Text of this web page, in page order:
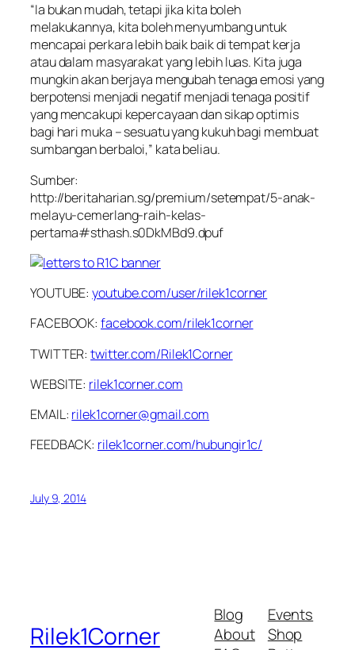
“Ia bukan mudah, tetapi jika kita boleh
melakukannya, kita boleh menyumbang untuk
mencapai perkara lebih baik baik di tempat kerja
atau dalam masyarakat yang lebih luas. Kita juga
mungkin akan berjaya mengubah tenaga emosi yang
berpotensi menjadi negatif menjadi tenaga positif
yang mencakupi kepercayaan dan sikap optimis
bagi hari muka – sesuatu yang kukuh bagi membuat
sumbangan berbaloi,” kata beliau.
Sumber:
http://beritaharian.sg/premium/setempat/5-anak-
melayu-cemerlang-raih-kelas-
pertama#sthash.s0DkMBd9.dpuf
YOUTUBE:youtube.com/user/rilek1corner
FACEBOOK:facebook.com/rilek1corner
TWITTER:twitter.com/Rilek1Corner
WEBSITE: rilek1corner.com
EMAIL: rilek1corner@gmail.com
FEEDBACK: rilek1corner.com/hubungir1c/
July 9, 2014
Rilek1Corner
Blog
About
Events
Shop